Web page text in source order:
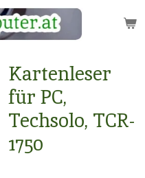
Kartenleser
für PC,
Techsolo, TCR-
1750